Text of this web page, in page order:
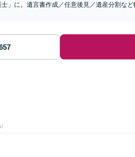
」に。遺言書作成／任意後見／遺産分割な
)